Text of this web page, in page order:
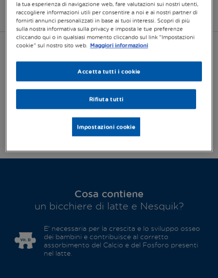
Cos'è? Preparazione Formati
Cos'è Nesquik?
Nesquik è una polvere solubile con cacao magro che
unisce al gusto inconfondibile di Nesquik i nutrienti
essenziali come la vitamina D che contribuisce alla
normale funzione del sistema immunitario e
all’assorbimento del calcio e del fosforo.
Cosa contiene
un bicchiere di latte e Nesquik?
E' necessaria per la crescita e lo sviluppo osseo
dei bambini e contribuisce al corretto
assorbimento del Calcio e del Fosforo presenti
nel latte.
la tua esperienza di navigazione web, fare valutazioni sui nostri utenti,
raccogliere informazioni utili per consentire a noi e ai nostri partner di
fornirti annunci personalizzati in base ai tuoi interessi. Scopri di più
sulla nostra informativa sulla privacy e imposta le tue preferenze
cliccando qui o in qualsiasi momento cliccando sul link "Impostazioni
cookie" sul nostro sito web. Maggiori informazioni
Rifiuta tutti
Accetta tutti i cookie
Impostazioni cookie